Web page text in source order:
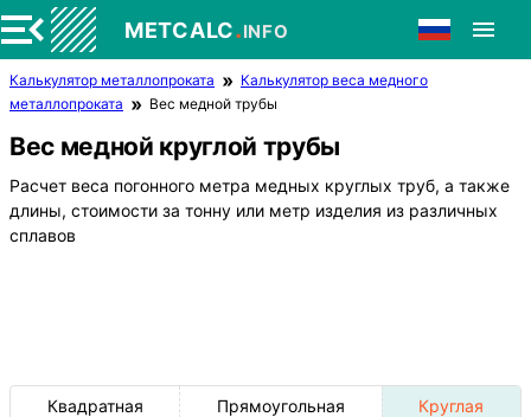
METCALC.INFO
Калькулятор металлопроката
Калькулятор веса медного
металлопроката
Вес медной трубы
Вес медной круглой трубы
Расчет веса погонного метра медных круглых труб, а также
длины, стоимости за тонну или метр изделия из различных
сплавов
Квадратная Прямоугольная Круглая